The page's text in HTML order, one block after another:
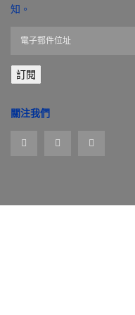
知。
郵
件
址
訂閱
關注我們